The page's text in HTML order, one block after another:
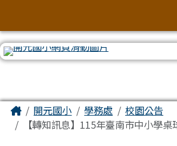
臺南市北區開元國民小
主內容區域
Home開元國小 學務處
校園公告
【轉知訊息】115年臺南市中小學桌
頁尾區域